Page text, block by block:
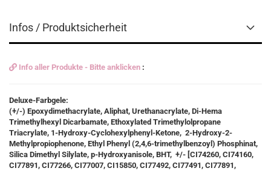
Infos / Produktsicherheit
Info aller Produkte - Bitte anklicken :
Deluxe-Farbgele:
(+/-) Epoxydimethacrylate, Aliphat, Urethanacrylate, Di-Hema
Trimethylhexyl Dicarbamate, Ethoxylated Trimethylolpropane
Triacrylate, 1-Hydroxy-Cyclohexylphenyl-Ketone, 2-Hydroxy-2-
Methylpropiophenone, Ethyl Phenyl (2,4,6-trimethylbenzoyl) Phosphinat,
Silica Dimethyl Silylate, p-Hydroxyanisole, BHT, +/- [CI74260, CI74160,
CI77891, CI77266, CI77007, CI15850, CI77492, CI77491, CI77891,